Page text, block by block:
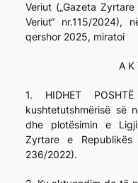
Veriut („Gazeta
Veriut“ nr.115/2024),
qershor 2025, miratoi
A K
1. HIDHET
kushtetutshmërisë së
dhe plotësimin e
Zyrtare e
236/2022).